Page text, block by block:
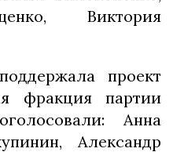
Виктория
проект
фракция партии
Анна
Александр